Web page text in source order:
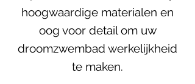
hoogwaardige materialen en
oog voor detail om uw
droomzwembad werkelijkheid
te maken.